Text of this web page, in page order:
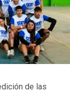
de las